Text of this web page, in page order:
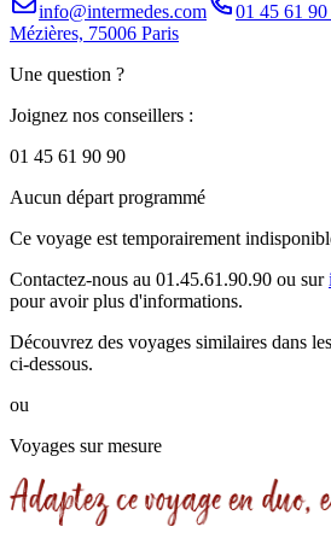
info@intermedes.com 01 45 61 90
Mézières, 75006 Paris
Une question ?
Joignez nos conseillers :
01 45 61 90 90
Aucun départ programmé
Ce voyage est temporairement
Contactez-nous au 01.45.61.90.90 ou sur
pour avoir plus d'informations.
Découvrez des voyages similaires dans
ci-dessous.
ou
Voyages sur mesure